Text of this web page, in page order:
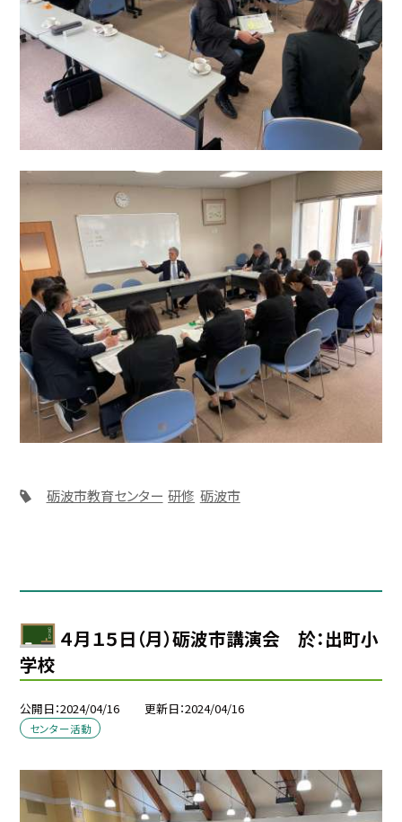
砺波市教育センター 研修 砺波市
４月１５日（月）砺波市講演会 於：出町小
学校
公開日 2024/04/16 更新日 2024/04/16
センター活動